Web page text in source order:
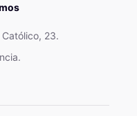
Católico, 23.